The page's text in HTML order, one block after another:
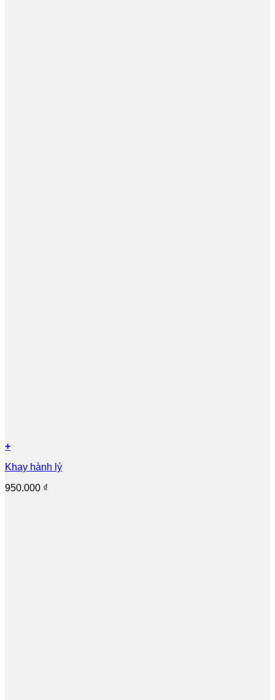
+
Khay hành lý
950.000 ₫